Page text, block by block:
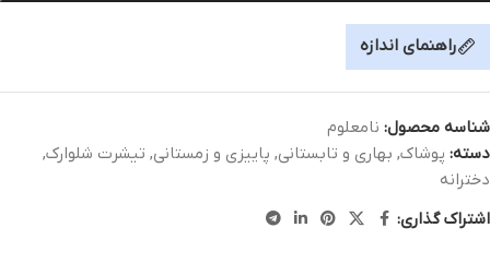
راهنمای اندازه
شناسه محصول: نامعلوم
دسته: پوشاک, بهاری و تابستانی, پاییزی و زمستانی, تیشرت شلوارک,
دخترانه
اشتراک گذاری: